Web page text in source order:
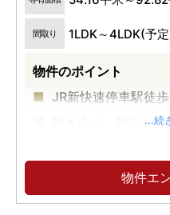
間取り 1LDK～4LDK(予
物件のポイント
JR新快速停車駅徒
響き合う、贅沢な
総627邸 大津京プ
...続
物件エ